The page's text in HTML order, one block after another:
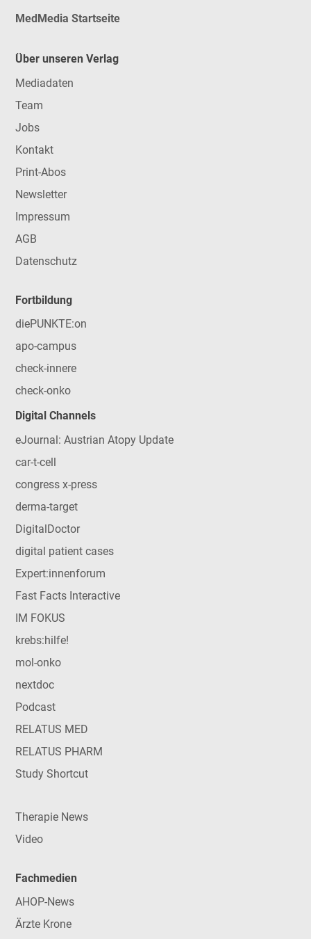
MedMedia Startseite
Über unseren Verlag
Mediadaten
Team
Jobs
Kontakt
Print-Abos
Newsletter
Impressum
AGB
Datenschutz
Fortbildung
diePUNKTE:on
apo-campus
check-innere
check-onko
Digital Channels
eJournal: Austrian Atopy Update
car-t-cell
congress x-press
derma-target
DigitalDoctor
digital patient cases
Expert:innenforum
Fast Facts Interactive
IM FOKUS
krebs:hilfe!
mol-onko
nextdoc
Podcast
RELATUS MED
RELATUS PHARM
Study Shortcut
Therapie News
Video
Fachmedien
AHOP-News
Ärzte Krone